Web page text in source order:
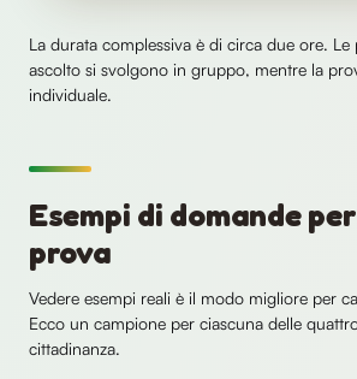
La durata complessiva è di circa due ore. Le
ascolto si svolgono in gruppo, mentre la
individuale.
Esempi di domande
prova
Vedere esempi reali è il modo migliore per
Ecco un campione per ciascuna delle
cittadinanza.